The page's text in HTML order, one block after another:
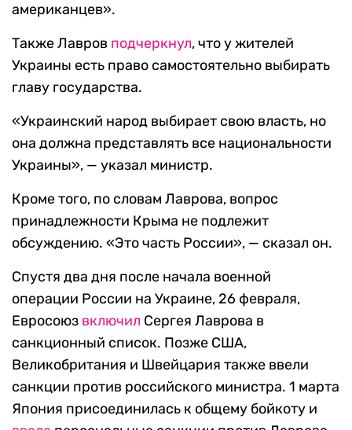
американцев».
Также Лавров подчеркнул, что у жителей
Украины есть право самостоятельно выбирать
главу государства.
«Украинский народ выбирает свою власть, но
она должна представлять все национальности
Украины», — указал министр.
Кроме того, по словам Лаврова, вопрос
принадлежности Крыма не подлежит
обсуждению. «Это часть России», — сказал он.
Спустя два дня после начала военной
операции России на Украине, 26 февраля,
Евросоюз включил Сергея Лаврова в
санкционный список. Позже США,
Великобритания и Швейцария также ввели
санкции против российского министра. 1 марта
Япония присоединилась к общему бойкоту и